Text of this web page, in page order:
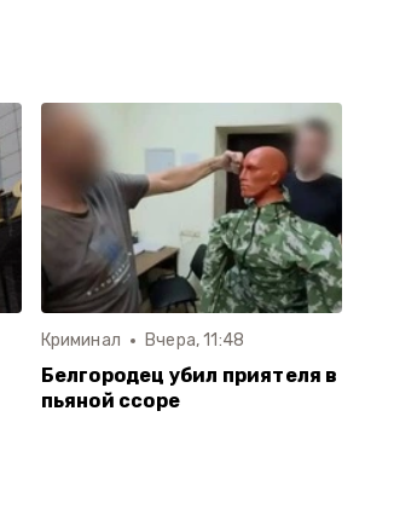
Криминал Вчера, 11:48
Белгородец убил приятеля в
пьяной ссоре